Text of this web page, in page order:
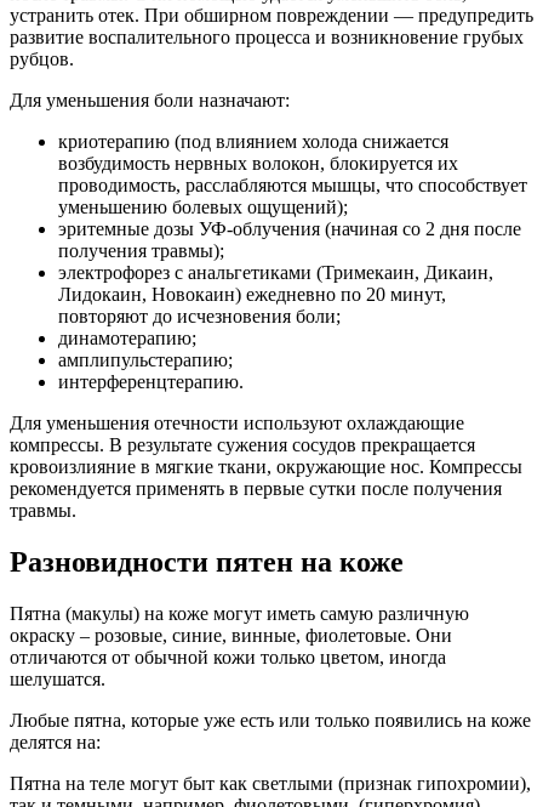
устранить отек. При обширном повреждении — предупредить
развитие воспалительного процесса и возникновение грубых
рубцов.
Для уменьшения боли назначают:
криотерапию (под влиянием холода снижается
возбудимость нервных волокон, блокируется их
проводимость, расслабляются мышцы, что способствует
уменьшению болевых ощущений);
эритемные дозы УФ-облучения (начиная со 2 дня после
получения травмы);
электрофорез с анальгетиками (Тримекаин, Дикаин,
Лидокаин, Новокаин) ежедневно по 20 минут,
повторяют до исчезновения боли;
динамотерапию;
амплипульстерапию;
интерференцтерапию.
Для уменьшения отечности используют охлаждающие
компрессы. В результате сужения сосудов прекращается
кровоизлияние в мягкие ткани, окружающие нос. Компрессы
рекомендуется применять в первые сутки после получения
травмы.
Разновидности пятен на коже
Пятна (макулы) на коже могут иметь самую различную
окраску – розовые, синие, винные, фиолетовые. Они
отличаются от обычной кожи только цветом, иногда
шелушатся.
Любые пятна, которые уже есть или только появились на коже
делятся на:
Пятна на теле могут быт как светлыми (признак гипохромии),